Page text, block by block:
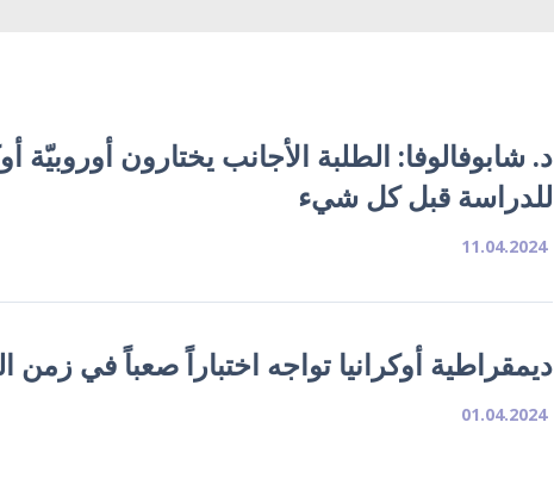
د. شابوفالوفا: الطلبة الأجانب يختارون أوروبيّة
للدراسة قبل كل شيء
11.04.2024
ديمقراطية أوكرانيا تواجه اختباراً صعباً في زمن
01.04.2024